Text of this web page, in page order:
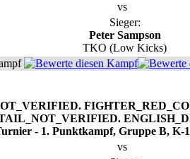
vs
Sieger:
Peter Sampson
TKO (Low Kicks)
- 1. Punktkampf, Gruppe B, K-
vs